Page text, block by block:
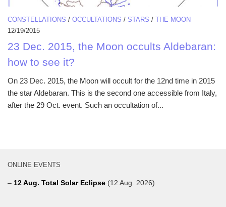
CONSTELLATIONS / OCCULTATIONS / STARS / THE MOON
12/19/2015
23 Dec. 2015, the Moon occults Aldebaran:
how to see it?
On 23 Dec. 2015, the Moon will occult for the 12nd time in 2015
the star Aldebaran. This is the second one accessible from Italy,
after the 29 Oct. event. Such an occultation of...
ONLINE EVENTS
– 12 Aug. Total Solar Eclipse (12 Aug. 2026)